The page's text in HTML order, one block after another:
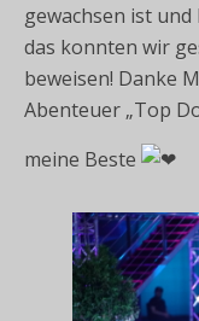
gewachsen ist
das konnten wir
beweisen! Danke
Abenteuer „Top
meine Beste